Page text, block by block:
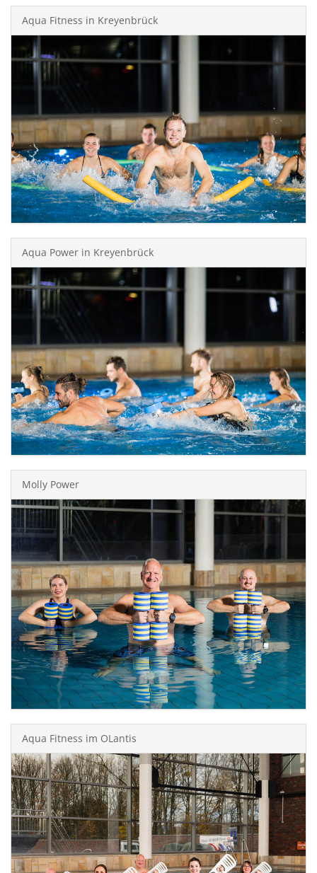
Aqua Fitness in Kreyenbrück
Aqua Power in Kreyenbrück
Molly Power
Aqua Fitness im OLantis